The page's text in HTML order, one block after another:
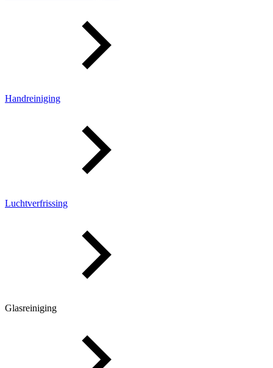
Handreiniging
Luchtverfrissing
Glasreiniging